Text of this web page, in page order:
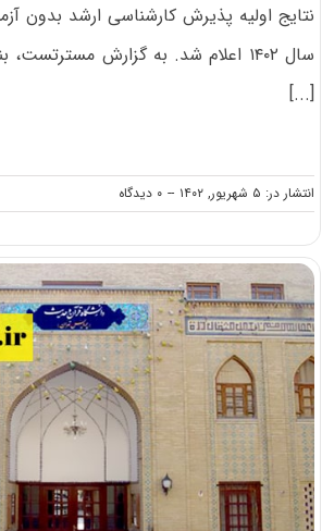
نتایج اولیه پذیرش کارشناسی ارشد بدون
سال ۱۴۰۲ اعلام شد. به گزارش
[...]
انتشار در: ۵ شهریور, ۱۴۰۲ -- ۰ دیدگاه
on
اعلام
پذیرفته
شدگان
کارشناسی
ارشد
بدون
آزمون
دانشگاه
شهرکرد
۱۴۰۲